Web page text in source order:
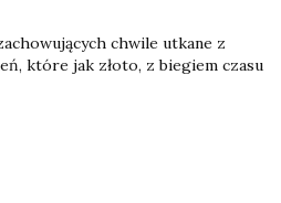
chwile utkane z
które jak złoto, z biegiem czasu